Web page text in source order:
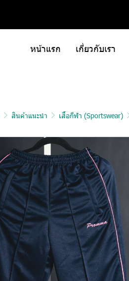
หน้าแรก เกี่ยวกับเรา
สินค้าแนะนำ เสื้อกีฬา (Sportswear)